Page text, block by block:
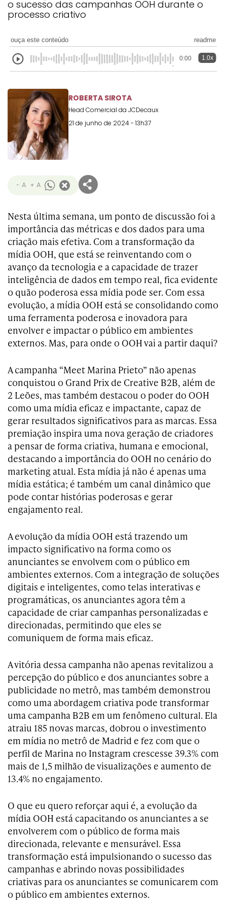
Transformation
Creative
Creative Data
Creative
Creative
Strategy
Entertainment
Entertainment
for Sport
Film
Film Craft
Outdoor
Pharma
PR
Creative Brand
Creative
Business
Transformation
Creative
Creative Data
Entertainment
for Gaming
Entertainment
Entertainment
for Sport
Media
Outdoor
Goals
o sucesso das campanhas OOH durante o
processo criativo
ouça este conteúdo readme
0:00 1.0x
ROBERTA SIROTA
Head Comercial da JCDecaux
21 de junho de 2024 - 13h37
- A + A
Nesta última semana, um ponto de discussão foi a
importância das métricas e dos dados para uma
criação mais efetiva. Com a transformação da
mídia OOH, que está se reinventando com o
avanço da tecnologia e a capacidade de trazer
inteligência de dados em tempo real, fica evidente
o quão poderosa essa mídia pode ser. Com essa
evolução, a mídia OOH está se consolidando como
uma ferramenta poderosa e inovadora para
envolver e impactar o público em ambientes
externos. Mas, para onde o OOH vai a partir daqui?
A campanha “Meet Marina Prieto” não apenas
conquistou o Grand Prix de Creative B2B, além de
2 Leões, mas também destacou o poder do OOH
como uma mídia eficaz e impactante, capaz de
gerar resultados significativos para as marcas. Essa
premiação inspira uma nova geração de criadores
a pensar de forma criativa, humana e emocional,
destacando a importância do OOH no cenário do
marketing atual. Esta mídia já não é apenas uma
mídia estática; é também um canal dinâmico que
pode contar histórias poderosas e gerar
engajamento real.
A evolução da mídia OOH está trazendo um
impacto significativo na forma como os
anunciantes se envolvem com o público em
ambientes externos. Com a integração de soluções
digitais e inteligentes, como telas interativas e
programáticas, os anunciantes agora têm a
capacidade de criar campanhas personalizadas e
direcionadas, permitindo que eles se
comuniquem de forma mais eficaz.
A vitória dessa campanha não apenas revitalizou a
percepção do público e dos anunciantes sobre a
publicidade no metrô, mas também demonstrou
como uma abordagem criativa pode transformar
uma campanha B2B em um fenômeno cultural. Ela
atraiu 185 novas marcas, dobrou o investimento
em mídia no metrô de Madrid e fez com que o
perfil de Marina no Instagram crescesse 39.3% com
mais de 1,5 milhão de visualizações e aumento de
13.4% no engajamento.
O que eu quero reforçar aqui é, a evolução da
mídia OOH está capacitando os anunciantes a se
envolverem com o público de forma mais
direcionada, relevante e mensurável. Essa
transformação está impulsionando o sucesso das
campanhas e abrindo novas possibilidades
criativas para os anunciantes se comunicarem com
o público em ambientes externos.